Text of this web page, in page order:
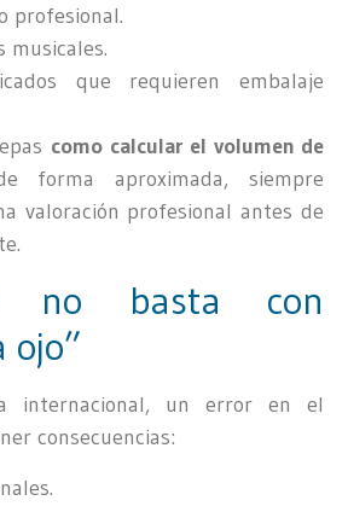
profesional.
musicales.
que requieren embalaje
como calcular el volumen de
forma aproximada, siempre
valoración profesional antes de
no basta con
ojo”
internacional, un error en el
consecuencias: